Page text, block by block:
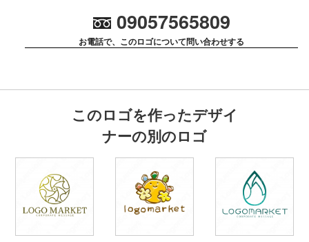
09057565809
お電話で、このロゴについて問い合わせする
このロゴを作ったデザイ
ナーの別のロゴ